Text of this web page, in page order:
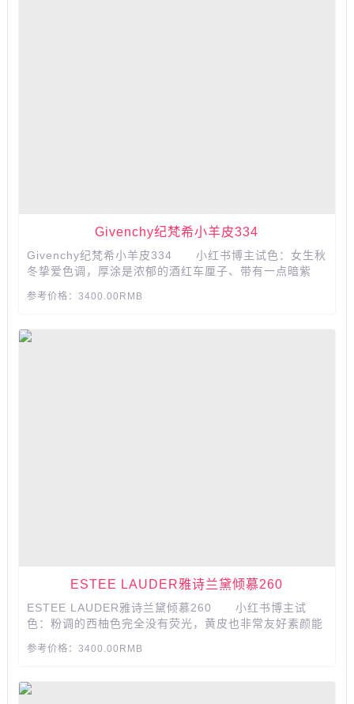
Givenchy纪梵希小羊皮334
Givenchy纪梵希小羊皮334 小红书博主试色：女生秋
冬挚爱色调，厚涂是浓郁的酒红车厘子、带有一点暗紫
感，质地持久不拔干，秋冬系列的最爱。...
参考价格：3400.00RMB
ESTEE LAUDER雅诗兰黛倾慕260
ESTEE LAUDER雅诗兰黛倾慕260 小红书博主试
色：粉调的西柚色完全没有荧光，黄皮也非常友好素颜能
质地水润但是不粘腻，后续也不会拔干，持久度中上等，
参考价格：3400.00RMB